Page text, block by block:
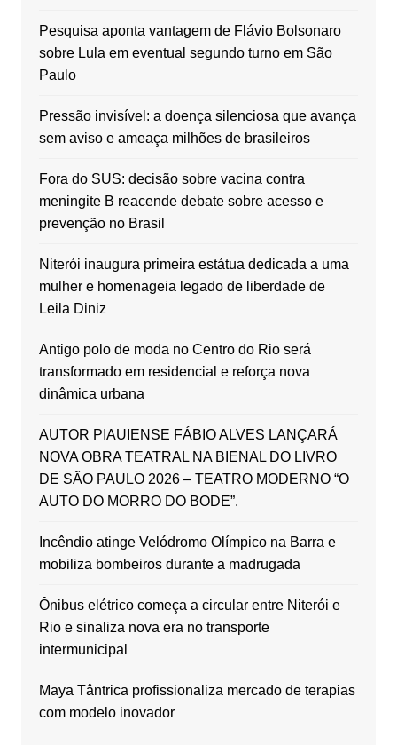
Pesquisa aponta vantagem de Flávio Bolsonaro
sobre Lula em eventual segundo turno em São
Paulo
Pressão invisível: a doença silenciosa que avança
sem aviso e ameaça milhões de brasileiros
Fora do SUS: decisão sobre vacina contra
meningite B reacende debate sobre acesso e
prevenção no Brasil
Niterói inaugura primeira estátua dedicada a uma
mulher e homenageia legado de liberdade de
Leila Diniz
Antigo polo de moda no Centro do Rio será
transformado em residencial e reforça nova
dinâmica urbana
AUTOR PIAUIENSE FÁBIO ALVES LANÇARÁ
NOVA OBRA TEATRAL NA BIENAL DO LIVRO
DE SÃO PAULO 2026 – TEATRO MODERNO “O
AUTO DO MORRO DO BODE”.
Incêndio atinge Velódromo Olímpico na Barra e
mobiliza bombeiros durante a madrugada
Ônibus elétrico começa a circular entre Niterói e
Rio e sinaliza nova era no transporte
intermunicipal
Maya Tântrica profissionaliza mercado de terapias
com modelo inovador